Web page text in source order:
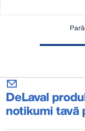
DeLaval
notikumi tavā